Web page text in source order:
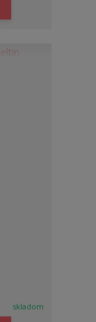
skladom